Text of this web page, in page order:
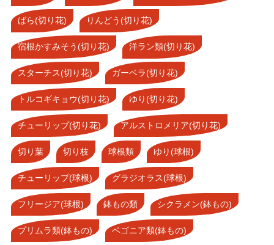
ばら(切り花) りんどう(切り花)
宿根かすみそう(切り花) 洋ラン類(切り花)
スターチス(切り花) ガーベラ(切り花)
トルコギキョウ(切り花) ゆり(切り花)
チューリップ(切り花) アルストロメリア(切り花)
切り葉 切り枝 球根類 ゆり(球根)
チューリップ(球根) グラジオラス(球根)
フリージア(球根) 鉢もの類 シクラメン(鉢もの)
プリムラ類(鉢もの) ベゴニア類(鉢もの)